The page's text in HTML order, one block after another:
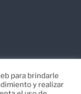
para brindarle
y realizar